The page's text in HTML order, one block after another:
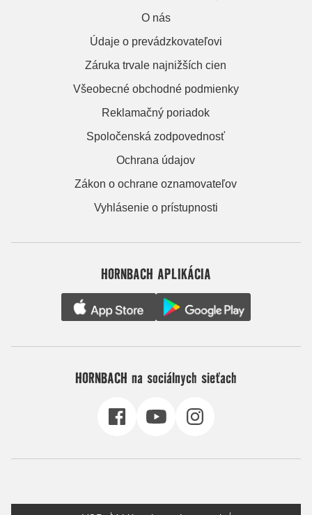
O nás
Údaje o prevádzkovateľovi
Záruka trvale najnižších cien
Všeobecné obchodné podmienky
Reklamačný poriadok
Spoločenská zodpovednosť
Ochrana údajov
Zákon o ochrane oznamovateľov
Vyhlásenie o prístupnosti
HORNBACH APLIKÁCIA
HORNBACH na sociálnych sieťach